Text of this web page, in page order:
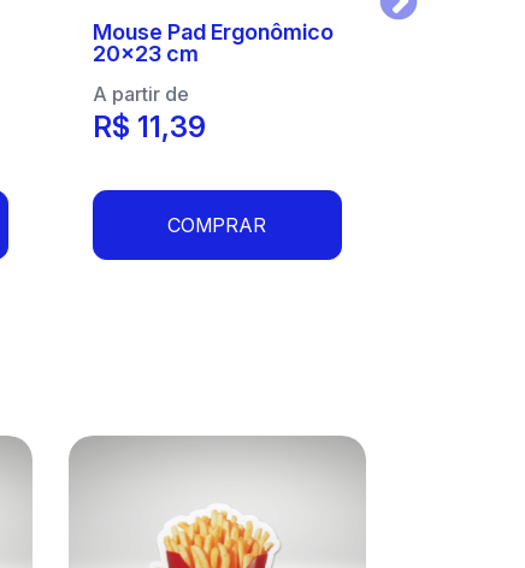
Mouse Pad Ergonômico
20x23 cm
A partir de
R$ 11,39
COMPRAR
Proximo